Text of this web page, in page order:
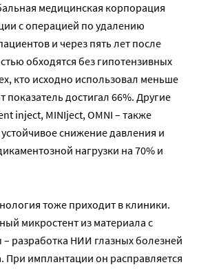
медицинская корпорация
с операцией по удалению
и через пять лет после
обходятся без гипотензивных
кто исходно использовал меньше
показатель достигал 66%. Другие
inject, MINIject, OMNI – также
снижение давления и
нагрузки на 70% и
тоже приходит в клиники.
микростент из материала с
разработка НИИ глазных болезней
При имплантации он расправляется